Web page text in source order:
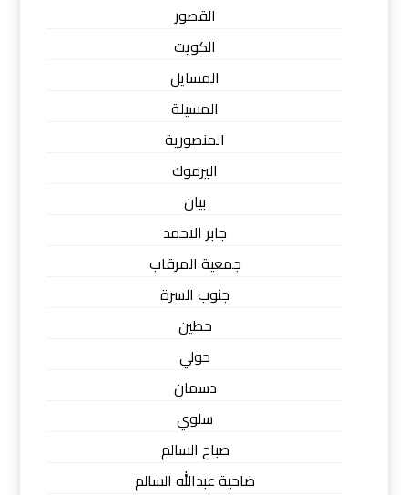
القصور
الكويت
المسايل
المسيلة
المنصورية
اليرموك
بيان
جابر الاحمد
جمعية المرقاب
جنوب السرة
حطين
حولي
دسمان
سلوي
صباح السالم
ضاحية عبدالله السالم